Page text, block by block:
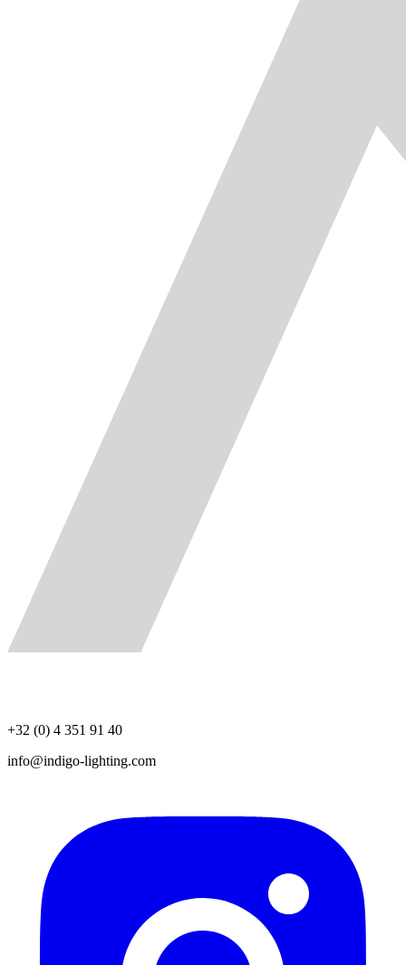
+32 (0) 4 351 91 40
info@indigo-lighting.com